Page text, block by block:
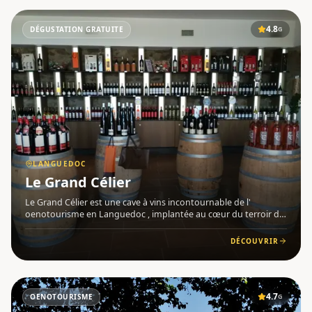
DÉGUSTATION GRATUITE 4.8G
LANGUEDOC
Le Grand Célier
Le Grand Célier est une cave à vins incontournable de l'
oenotourisme en Languedoc , implantée au cœur du terroir de
Bize-Minervois (11120), dans l'Aude. Nichée au pied de la colline
du Pech, au milieu des vignes et des oliviers, cette anciDÉCOUVRIR
OENOTOURISME 4.7G